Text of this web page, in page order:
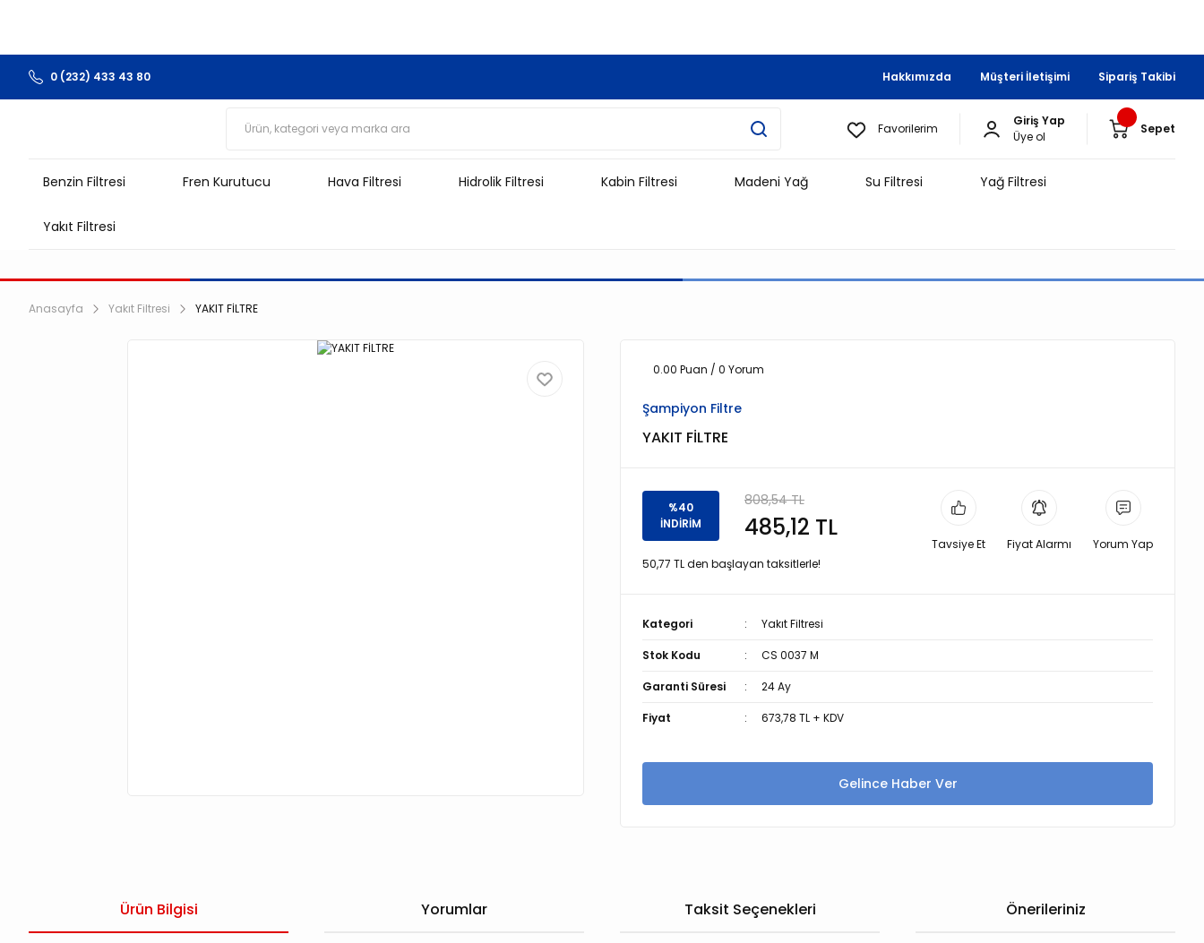
0 (232) 433 43 80 Hakkımızda Müşteri İletişimi Sipariş Takibi
Favorilerim
Giriş Yap
Üye ol
Sepet
Benzin Filtresi Fren Kurutucu Hava Filtresi Hidrolik Filtresi Kabin Filtresi Madeni Yağ Su Filtresi Yağ Filtresi
Yakıt Filtresi
Anasayfa Yakıt Filtresi YAKIT FİLTRE
0.00 Puan / 0 Yorum
Şampiyon Filtre
YAKIT FİLTRE
%40
İNDİRİM
808,54 TL
485,12 TL
50,77 TL den başlayan taksitlerle!
Tavsiye Et Fiyat Alarmı Yorum Yap
Kategori Yakıt Filtresi
Stok Kodu CS 0037 M
Garanti Süresi 24 Ay
Fiyat 673,78 TL + KDV
Gelince Haber Ver
Ürün Bilgisi Yorumlar Taksit Seçenekleri Önerileriniz